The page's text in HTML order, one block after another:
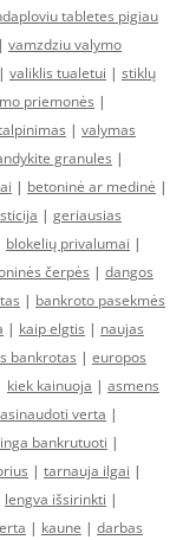
tabletes pigiau
| vamzdziu valymo
| valiklis tualetui | stiklų
priemonės |
| valymas
granules |
| betoninė ar medinė |
| geriausias
blokelių privalumai |
čerpės | dangos
| bankroto pasekmės
| kaip elgtis | naujas
bankrotas | europos
kiek kainuoja | asmens
verta |
bankrutuoti |
| tarnauja ilgai |
lengva išsirinkti |
| kaune | darbas